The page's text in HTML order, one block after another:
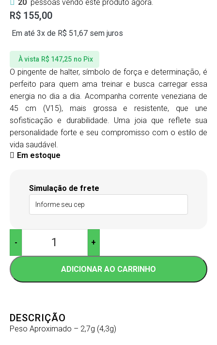
20 pessoas vendo este produto agora.
R$ 155,00
Em até 3x de R$ 51,67 sem juros
À vista R$ 147,25 no Pix
O pingente de halter, símbolo de força e determinação, é
perfeito para quem ama treinar e busca carregar essa
energia no dia a dia. Acompanha corrente veneziana de
45 cm (V15), mais grossa e resistente, que une
sofisticação e durabilidade. Uma joia que reflete sua
personalidade forte e seu compromisso com o estilo de
vida saudável.
Em estoque
Simulação de frete
- +
ADICIONAR AO CARRINHO
DESCRIÇÃO
Peso Aproximado – 2,7g (4,3g)